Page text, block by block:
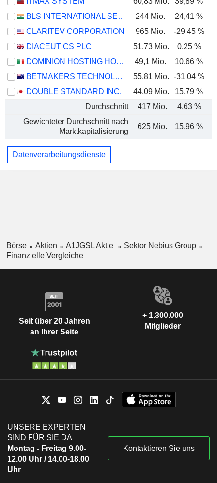
BLS INTERNATIONAL SERVICES LIMITED
244 Mio. 24,41 %
CLARITEV CORPORATION
965 Mio. -29,45 %
DIACEUTICS PLC
51,73 Mio. 0,25 %
DOMINION HOSTING HOLDING S.P.A.
49,1 Mio. 10,66 %
BETMAKERS TECHNOLOGY GROUP LTD
55,81 Mio. -31,04 %
DOUBLE STANDARD INC.
44,09 Mio. 15,79 %
Durchschnitt
417 Mio. 4,63 %
Gewichteter Durchschnitt nach
Marktkapitalisierung
625 Mio. 15,96 %
Datenverarbeitungsdienste
Börse Aktien A1JGSL Aktie
Sektor Nebius Group
Finanzielle Vergleiche
Seit über 20 Jahren
an Ihrer Seite
+ 1.300.000
Mitglieder
UNSERE EXPERTEN
SIND FÜR SIE DA
Montag - Freitag 9.00-
12.00 Uhr / 14.00-18.00
Uhr
Kontaktieren Sie uns